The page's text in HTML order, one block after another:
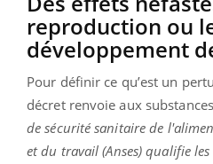
reproduction ou
développement
Pour définir ce qu’est un
décret renvoie aux
de sécurité sanitaire de
et du travail (Anses) qualifie